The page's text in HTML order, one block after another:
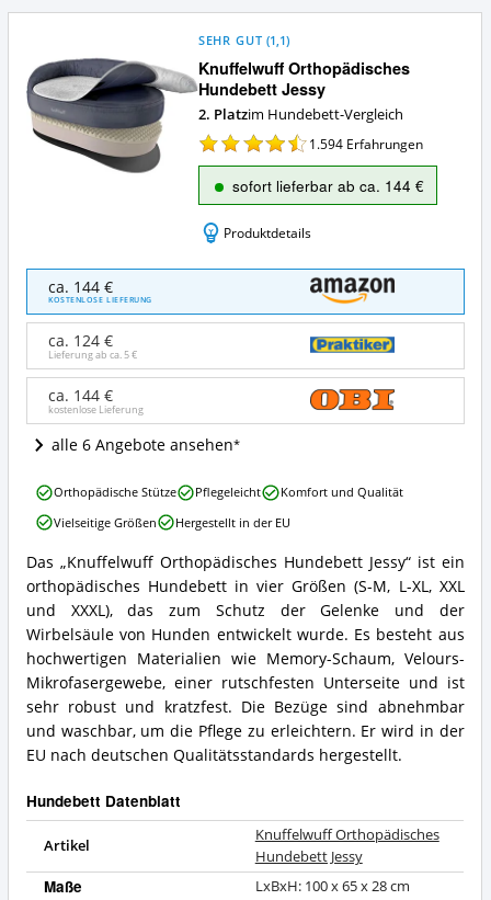
Knuffelwuff Orthopädisches
Hundebett Jessy
SEHR GUT (1,1)
2. Platzim Hundebett-Vergleich
1.594 Erfahrungen
sofort lieferbar ab ca. 144 €
Produktdetails
Knuffelwuff
Orthopädisches
Hundebett
Jessy
Angebote:
Wo
dieses
Hundebett
erhältlich?
ca. 144 €
KOSTENLOSE LIEFERUNG
ca. 124 €
Lieferung ab ca.5 €
ca. 144 €
kostenlose Lieferung
alle 6 Angebote ansehen
Knuffelwuff
Orthopädisches
Hundebett
Jessy
Zusammenfassung:
Was
bietet
dieses
Hundebett?
Das „Knuffelwuff Orthopädisches Hundebett Jessy“ ist ein
orthopädisches Hundebett in vier Größen (S-M, L-XL, XXL
und XXXL), das zum Schutz der Gelenke und der
Wirbelsäule von Hunden entwickelt wurde. Es besteht aus
hochwertigen Materialien wie Memory-Schaum, Velours-
Mikrofasergewebe, einer rutschfesten Unterseite und ist
sehr robust und kratzfest. Die Bezüge sind abnehmbar
und waschbar, um die Pflege zu erleichtern. Er wird in der
EU nach deutschen Qualitätsstandards hergestellt.
Hundebett Datenblatt
Artikel
Knuffelwuff Orthopädisches
Hundebett Jessy
Maße ‎LxBxH: 100 x 65 x 28 cm
Knuffelwuff
Orthopädisches
Hundebett
Vorteile:
Was
spricht
für
dieses
Hundebett?
Orthopädische Stütze Pflegeleicht
Komfort und Qualität
Vielseitige Größen
Hergestellt in der EU